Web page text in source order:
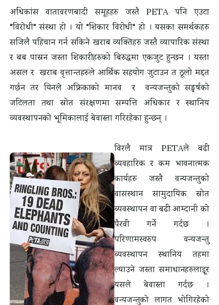
अधिकांस वातावरणबादी समूहहरु जस्तै PETA पनि एउटा
"विरोधी" संस्था हो । यो "शिकार विरोधी" हो । यसका समर्थकहरु
सजिलै पहिचान गर्न सकिने खराब व्यक्तिहरु जस्तै व्यापारिक संस्था
र बब पास्रन जस्ता शिकारीहरुको बिरुद्धमा एकजुट हुन्छन । यस्ता
असल र खराब वृत्तान्तहरुले आर्थिक सहयोग जुटाउन त ठूलो मद्दत
गर्छन तर यिनले अफ्रिकाको मानव र वन्यजन्तुको सङ्घर्षको
जटिलता तथा स्रोत संरक्षणमा सम्पत्ति अधिकार र स्थानिय
व्यवस्थापनको भूमिकालाई बेवास्ता गरिरहेका हुन्छन् ।
विरलै मात्र PETAले बढी
व्यवहारिक र कम भावनात्मक
कार्यहरु जस्तै वन्यजन्तुको
वासस्थान सामुदायिक स्रोत
व्यवस्थापन वा बढी आम्दानी को
पैरवी गर्ने गर्दछ ।
परिणामस्वरुप वन्यजन्तु
व्यवस्थापन स्थानिय तहमा
ल्याउने जस्ता समाधानहरुलाइृ्र
यसले बेवास्ता गर्दछ ।
वन्यजन्तुको लागत भोगिरहेको